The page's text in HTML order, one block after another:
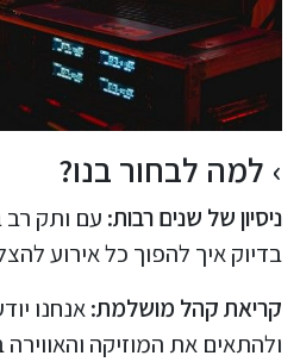
למה לבחור בנו?
ניסיון של שנים רבות: עם ותק רב
בדיוק איך להפוך כל אירוע
קריאת קהל מושלמת:אנחנו
ולהתאים את המוזיקה